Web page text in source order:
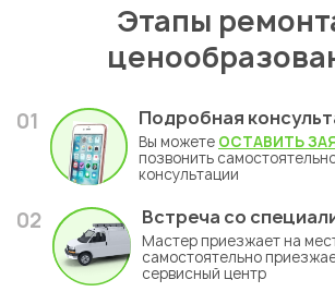
Этапы
01 Подробная
Вы можете ОСТАВИТЬ
позвонить
консультации
02 Встреча со
Мастер приезжает на
самостоятельно
сервисный центр